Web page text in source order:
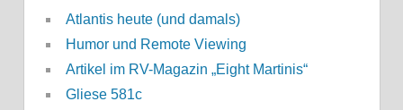
Atlantis heute (und damals)
Humor und Remote Viewing
Artikel im RV-Magazin „Eight Martinis“
Gliese 581c